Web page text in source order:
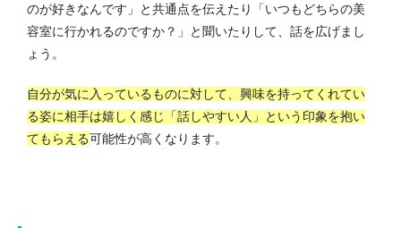
のが好きなんです」と共通点を伝えたり「いつもどちらの美
容室に行かれるのですか？」と聞いたりして、話を広げまし
ょう。
自分が気に入っているものに対して、興味を持ってくれてい
る姿に相手は嬉しく感じ「話しやすい人」という印象を抱い
てもらえる可能性が高くなります。